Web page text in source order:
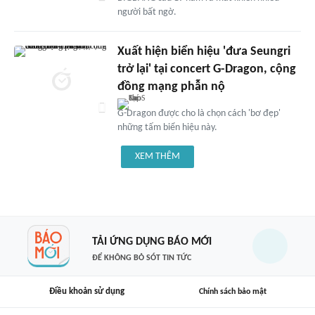
người bất ngờ.
Xuất hiện biển hiệu 'đưa Seungri
trở lại' tại concert G-Dragon, cộng
đồng mạng phẫn nộ
G-Dragon được cho là chọn cách 'bơ đẹp'
những tấm biển hiệu này.
XEM THÊM
TẢI ỨNG DỤNG BÁO MỚI
ĐỂ KHÔNG BỎ SÓT TIN TỨC
Điều khoản sử dụng Chính sách bảo mật